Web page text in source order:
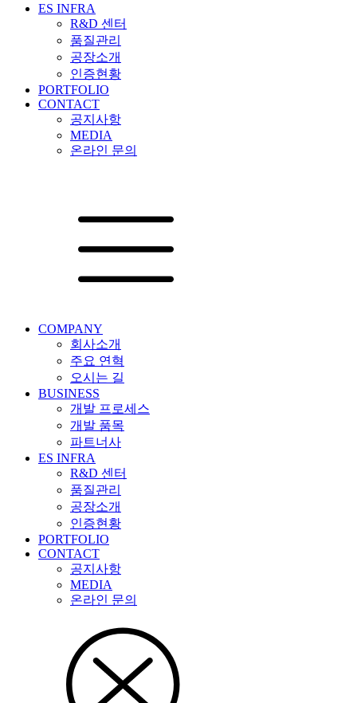
ES INFRA
R&D 센터
품질관리
공장소개
인증현황
PORTFOLIO
CONTACT
공지사항
MEDIA
온라인 문의
COMPANY
회사소개
주요 연혁
오시는 길
BUSINESS
개발 프로세스
개발 품목
파트너사
ES INFRA
R&D 센터
품질관리
공장소개
인증현황
PORTFOLIO
CONTACT
공지사항
MEDIA
온라인 문의